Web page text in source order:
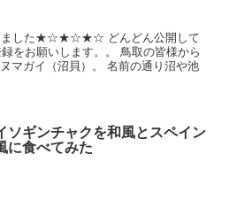
した★☆★☆★☆ どんどん公開して
をお願いします。。 鳥取の皆様から
マガイ（沼貝）。 名前の通り沼や池
ソギンチャクを和風とスペイン
に食べてみた